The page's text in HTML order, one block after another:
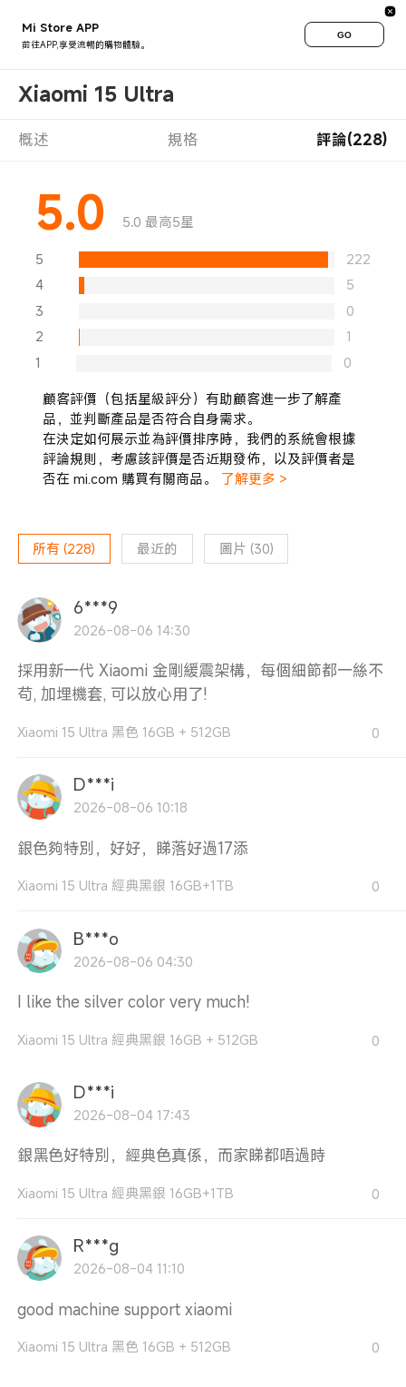
Mi Store APP
前往APP,享受流暢的購物體驗。
GO
Xiaomi 15 Ultra
概述 規格 評論(228)
5.0 5.0 最高5星
5
222
4
5
3
0
2
1
1
0
顧客評價（包括星級評分）有助顧客進一步了解產
品，並判斷產品是否符合自身需求。
在決定如何展示並為評價排序時，我們的系統會根據
評論規則，考慮該評價是否近期發佈，以及評價者是
否在 mi.com 購買有關商品。
了解更多 >
所有 (228) 最近的 圖片 (30)
6***9
2026-08-06 14:30
採用新一代 Xiaomi 金剛緩震架構，每個細節都一絲不
苟, 加埋機套, 可以放心用了!
Xiaomi 15 Ultra 黑色 16GB + 512GB 0
D***i
2026-08-06 10:18
銀色夠特別，好好，睇落好過17添
Xiaomi 15 Ultra 經典黑銀 16GB+1TB 0
B***o
2026-08-06 04:30
I like the silver color very much!
Xiaomi 15 Ultra 經典黑銀 16GB + 512GB 0
D***i
2026-08-04 17:43
銀黑色好特別，經典色真係，而家睇都唔過時
Xiaomi 15 Ultra 經典黑銀 16GB+1TB 0
R***g
2026-08-04 11:10
good machine support xiaomi
Xiaomi 15 Ultra 黑色 16GB + 512GB 0